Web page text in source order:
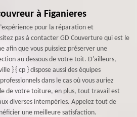
à Figanieres
pour la réparation et
pas à contacter GD Couverture qui est le
afin que vous puissiez préserver une
au dessous de votre toit. D'ailleurs,
} { cp } dispose aussi des équipes
dans le cas où vous auriez
de votre toiture, en plus, tout travail est
diverses intempéries. Appelez tout de
une meilleure satisfaction.